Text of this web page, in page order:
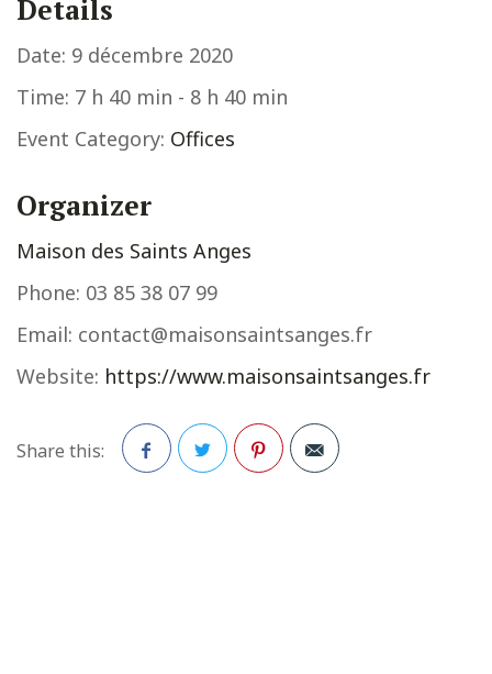
Details
Date: 9 décembre 2020
Time: 7 h 40 min - 8 h 40 min
Event Category: Offices
Organizer
Maison des Saints Anges
Phone: 03 85 38 07 99
Email: contact@maisonsaintsanges.fr
Website: https://www.maisonsaintsanges.fr
Share this: